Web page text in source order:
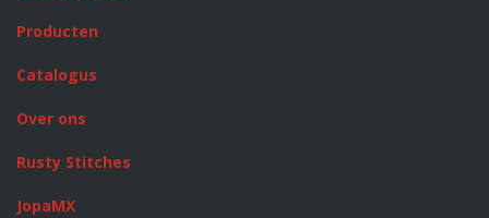
Producten
Catalogus
Over ons
Rusty Stitches
JopaMX